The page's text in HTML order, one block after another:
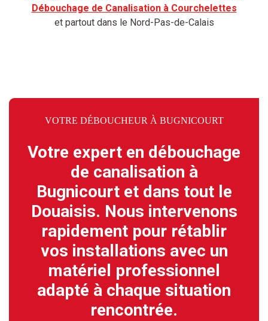
Débouchage de Canalisation à Courchelettes
et partout dans le Nord-Pas-de-Calais
VOTRE DÉBOUCHEUR À BUGNICOURT
Votre expert en débouchage
de canalisation à
Bugnicourt et dans tout le
Douaisis. Nous intervenons
rapidement pour rétablir
vos installations avec un
matériel professionnel
adapté à chaque situation
rencontrée.